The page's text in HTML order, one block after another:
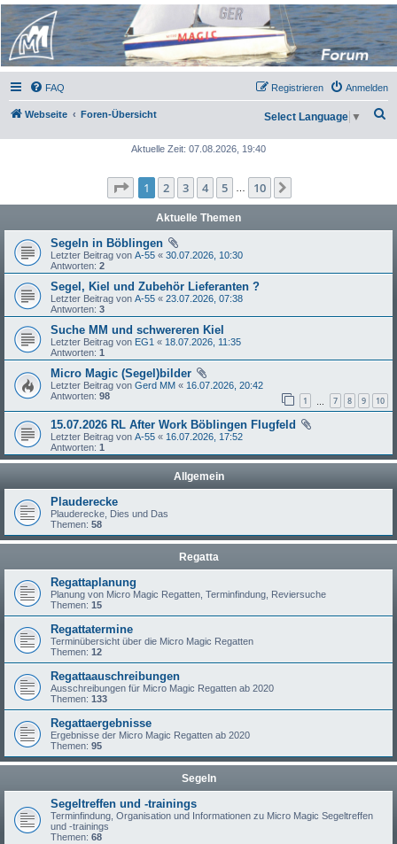
Micro Magic Forum
Deutschland
FAQ Anmelden
Registrieren
Webseite Foren-Übersicht Select Language ▼
Aktuelle Zeit: 07.08.2026, 19:40
Seite 1von 10
1 2 3 4 5 10
Aktuelle Themen
Segeln in Böblingen
Letzter Beitrag von A-55 « 30.07.2026, 10:30
Antworten: 2
Segel, Kiel und Zubehör Lieferanten ?
Letzter Beitrag von A-55 « 23.07.2026, 07:38
Antworten: 3
Suche MM und schwereren Kiel
Letzter Beitrag von EG1 « 18.07.2026, 11:35
Antworten: 1
Micro Magic (Segel)bilder
Letzter Beitrag von Gerd MM « 16.07.2026, 20:42
Antworten: 98 1 7 8 9 10
15.07.2026 RL After Work Böblingen Flugfeld
Letzter Beitrag von A-55 « 16.07.2026, 17:52
Antworten: 1
Allgemein
Plauderecke
Plauderecke, Dies und Das
Themen: 58
Regatta
Regattaplanung
Planung von Micro Magic Regatten, Terminfindung, Reviersuche
Themen: 15
Regattatermine
Terminübersicht über die Micro Magic Regatten
Themen: 12
Regattaauschreibungen
Ausschreibungen für Micro Magic Regatten ab 2020
Themen: 133
Regattaergebnisse
Ergebnisse der Micro Magic Regatten ab 2020
Themen: 95
Segeln
Segeltreffen und -trainings
Terminfindung, Organisation und Informationen zu Micro Magic Segeltreffen
und -trainings
Themen: 68